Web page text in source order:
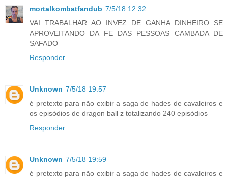
mortalkombatfandub 7/5/18 12:32
VAI TRABALHAR AO INVEZ DE GANHA DINHEIRO SE
APROVEITANDO DA FE DAS PESSOAS CAMBADA DE
SAFADO
Responder
Unknown 7/5/18 19:57
é pretexto para não exibir a saga de hades de cavaleiros e
os episódios de dragon ball z totalizando 240 episódios
Responder
Unknown 7/5/18 19:59
é pretexto para não exibir a saga de hades de cavaleiros e